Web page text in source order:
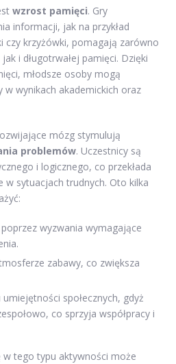
wzrost pamięci. Gry
informacji, jak na przykład
czy krzyżówki, pomagają zarówno
i długotrwałej pamięci. Dzięki
młodsze osoby mogą
w wynikach akademickich oraz
mózg stymulują
problemów. Uczestnicy są
i logicznego, co przekłada
w sytuacjach trudnych. Oto kilka
wyzwania wymagające
zabawy, co zwiększa
społecznych, gdyż
co sprzyja współpracy i
w tego typu aktywności może